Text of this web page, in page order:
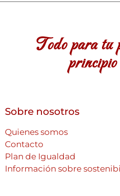
Todo para tu
Sobre nosotros
Quienes somos
Contacto
Plan de Igualdad
Información sobre